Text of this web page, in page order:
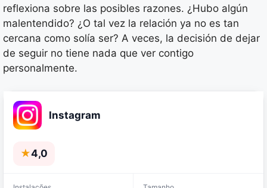
reflexiona sobre las posibles razones. ¿Hubo algún
malentendido? ¿O tal vez la relación ya no es tan
cercana como solía ser? A veces, la decisión de dejar
de seguir no tiene nada que ver contigo
personalmente.
Instagram
★4,0